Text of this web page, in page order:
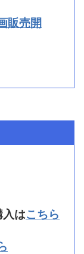
販売開
入はこちら